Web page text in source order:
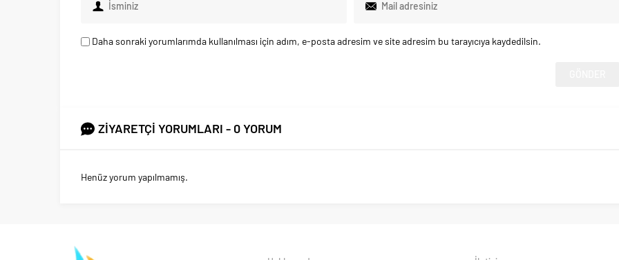
Daha sonraki yorumlarımda kullanılması için adım, e-posta adresim ve site adresim bu tarayıcıya kaydedilsin.
ZİYARETÇİ YORUMLARI - 0 YORUM
Henüz yorum yapılmamış.